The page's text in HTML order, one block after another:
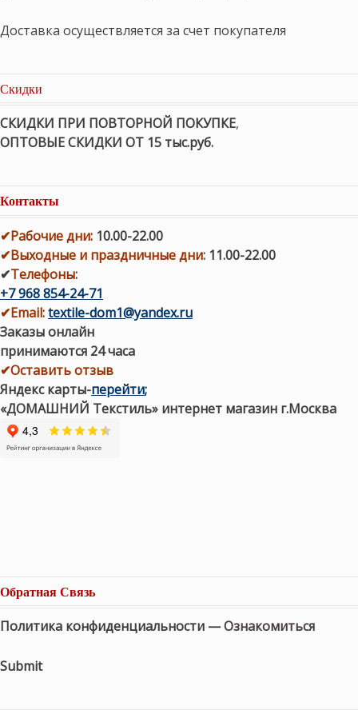
Доставка осуществляется за счет покупателя
Скидки
СКИДКИ ПРИ ПОВТОРНОЙ ПОКУПКЕ,
ОПТОВЫЕ СКИДКИ ОТ 15 тыс.руб.
Контакты
✔Рабочие дни: 10.00-22.00
✔Выходные и праздничные дни: 11.00-22.00
✔Телефоны:
+7 968 854-24-71
✔Email:textile-dom1@yandex.ru
Заказы онлайн
принимаются 24 часа
✔Оставить отзыв
Яндекс карты-перейти;
«ДОМАШНИЙ Текстиль» интернет магазин г.Москва
Обратная Связь
Политика конфиденциальности —Ознакомиться
Submit